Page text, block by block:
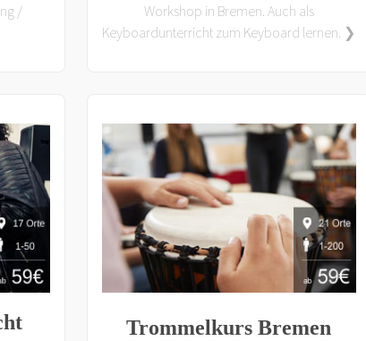
/
Workshop in Bremen. Auch als
Keyboardunterricht zum Keyboard lernen. ❯
Trommelkurs Bremen